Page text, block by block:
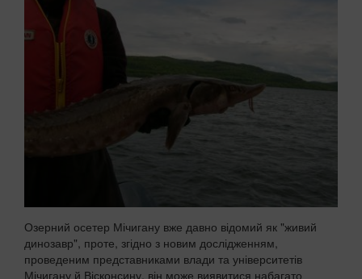
Озерний осетер Мічигану вже давно відомий як "живий
динозавр", проте, згідно з новим дослідженням,
проведеним представниками влади та університетів
Мічигану й Вісконсину, він може виявитися набагато